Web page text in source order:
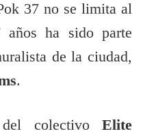
37 no se limita al
años ha sido parte
de la ciudad,
.
colectivo Elite